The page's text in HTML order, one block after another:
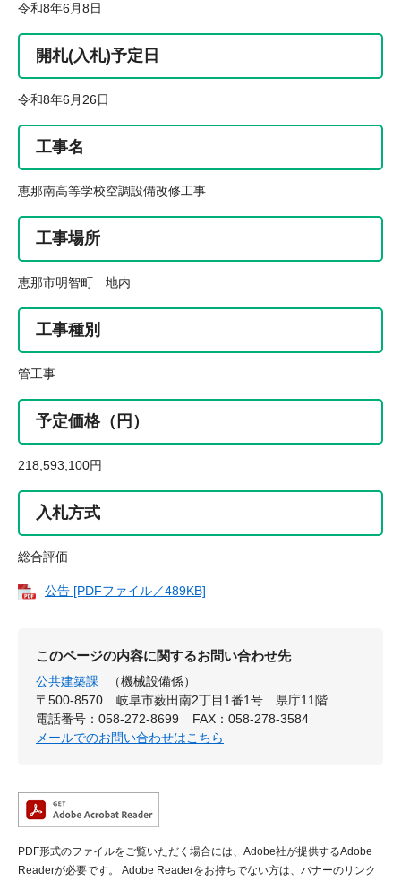
令和8年6月8日
開札(入札)予定日
令和8年6月26日
工事名
恵那南高等学校空調設備改修工事
工事場所
恵那市明智町 地内
工事種別
管工事
予定価格（円）
218,593,100円
入札方式
総合評価
公告 [PDFファイル／489KB]
このページの内容に関するお問い合わせ先
公共建築課
（機械設備係）
〒500-8570
岐阜市薮田南2丁目1番1号 県庁11階
電話番号：058-272-8699
FAX：058-278-3584
メールでのお問い合わせはこちら
PDF形式のファイルをご覧いただく場合には、Adobe社が提供するAdobe
Readerが必要です。
Adobe Readerをお持ちでない方は、バナーのリンク